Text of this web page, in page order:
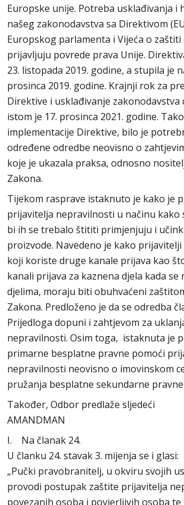
Europske unije. Potreba usklađivanja i
našeg zakonodavstva sa Direktivom
Europskog parlamenta i Vijeća o
prijavljuju povrede prava Unije.
23. listopada 2019. godine, a stupila je
prosinca 2019. godine. Krajnji rok za
Direktive i usklađivanje zakonodavstva
istom je 17. prosinca 2021. godine.
implementacije Direktive, bilo je
određene odredbe neovisno o
koje je ukazala praksa, odnosno
Zakona.
Tijekom rasprave istaknuto je kako je
prijavitelja nepravilnosti u načinu kako
bi ih se trebalo štititi primjenjuju i
proizvode. Navedeno je kako
koji koriste druge kanale prijava kao
kanali prijava za kaznena djela kada se
djelima, moraju biti obuhvaćeni
Zakona. Predloženo je da se odredba
Prijedloga dopuni i zahtjevom za
nepravilnosti. Osim toga, istaknuta je
primarne besplatne pravne pomoći
nepravilnosti neovisno o imovinskom
pružanja besplatne sekundarne
Također, Odbor predlaže sljedeći
AMANDMAN
I. Na članak 24.
U članku 24. stavak 3. mijenja se i glasi:
„Pučki pravobranitelj, u okviru svojih
provodi postupak zaštite prijavitelja
povezanih osoba i povjerljivih osoba